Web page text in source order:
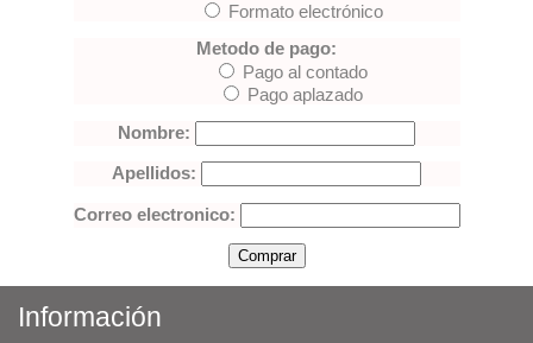
Formato electrónico
Metodo de pago:
Pago al contado
Pago aplazado
Nombre:
Apellidos:
Correo electronico:
Información